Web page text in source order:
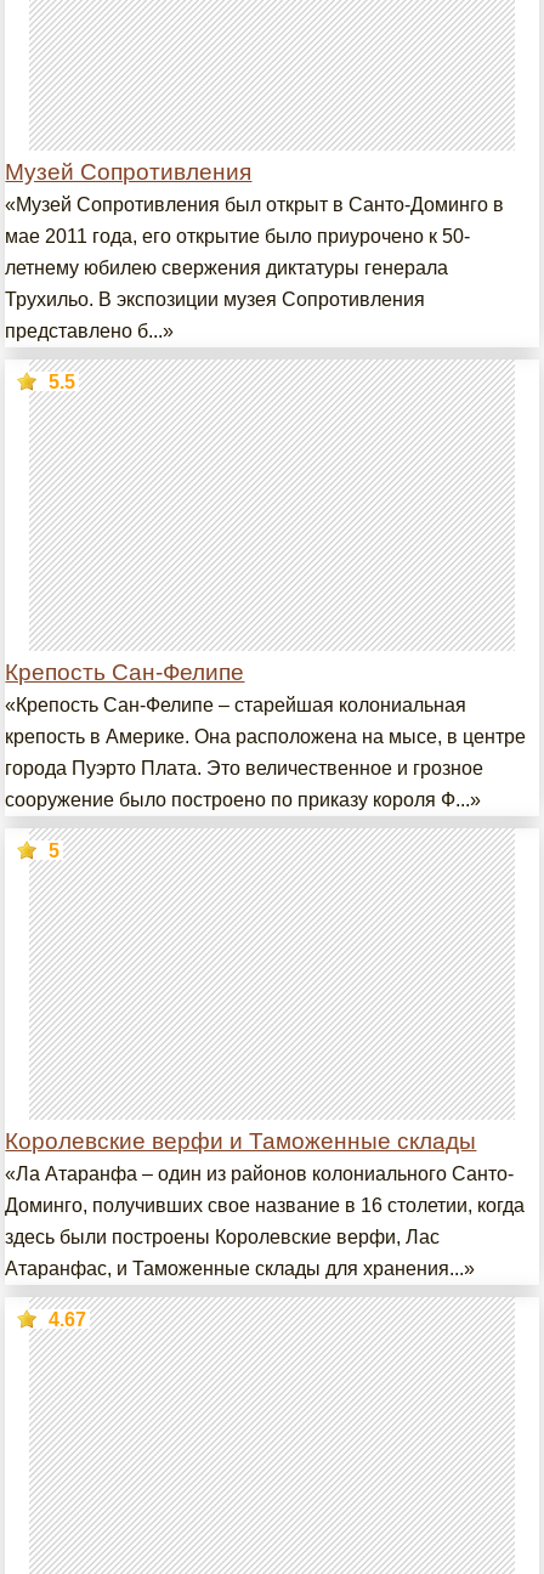
Музей Сопротивления
«Музей Сопротивления был открыт в Санто-Доминго в
мае 2011 года, его открытие было приурочено к 50-
летнему юбилею свержения диктатуры генерала
Трухильо. В экспозиции музея Сопротивления
представлено б...»
Крепость Сан-Фелипе
5.5
«Крепость Сан-Фелипе – старейшая колониальная
крепость в Америке. Она расположена на мысе, в центре
города Пуэрто Плата. Это величественное и грозное
сооружение было построено по приказу короля Ф...»
Королевские верфи и Таможенные склады
5
«Ла Атаранфа – один из районов колониального Санто-
Доминго, получивших свое название в 16 столетии, когда
здесь были построены Королевские верфи, Лас
Атаранфас, и Таможенные склады для хранения...»
4.67